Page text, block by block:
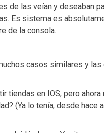
de las veían y deseaban
Es sistema es
de la consola.
casos similares y
tiendas en IOS, pero ahora
(Ya lo tenía, desde hace